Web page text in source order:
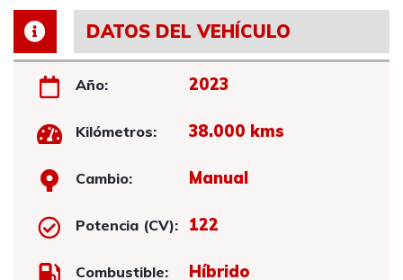
DATOS DEL VEHÍCULO
Año: 2023
Kilómetros: 38.000 kms
Cambio: Manual
Potencia (CV): 122
Combustible: Híbrido